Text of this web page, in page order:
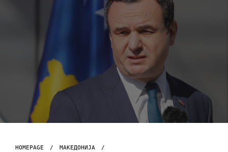
HOMEPAGE
МАКЕДОНИЈА